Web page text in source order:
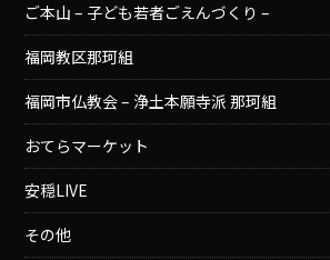
ご本山 – 子ども若者ごえんづくり –
福岡教区那珂組
福岡市仏教会 – 浄土本願寺派 那珂組
おてらマーケット
安穏LIVE
その他